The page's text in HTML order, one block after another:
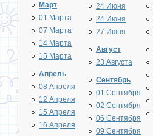
Март
01 Марта
07 Марта
14 Марта
15 Марта
Апрель
08 Апреля
12 Апреля
15 Апреля
16 Апреля
24 Июня
24 Июня
27 Июня
Август
23 Августа
Сентябрь
01 Сентября
02 Сентября
06 Сентября
09 Сентября